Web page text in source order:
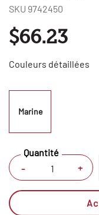
SKU 9742450
$66.23
Couleurs détaillées
Marine
- +
Quantité